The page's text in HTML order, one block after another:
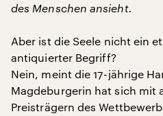
des Menschen ansieht.
Aber ist die Seele nicht ein
antiquierter Begriff?
Nein, meint die 17-jährige
Magdeburgerin hat sich mit
Preisträgern des